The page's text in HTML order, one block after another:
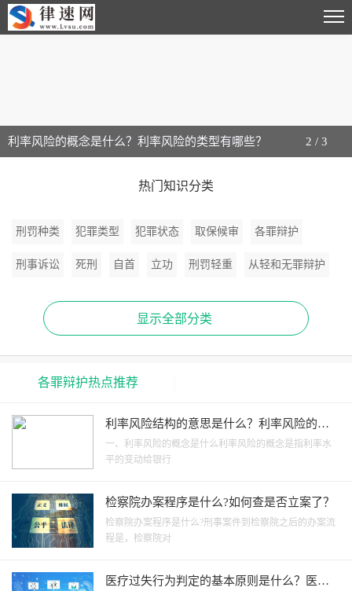
利率风险的概念是什么？利率风险的类型有哪些？ 2 /3
热门知识分类
刑罚种类 犯罪类型 犯罪状态 取保候审 各罪辩护
刑事诉讼 死刑 自首 立功 刑罚轻重 从轻和无罪辩护
显示全部分类
各罪辩护热点推荐
利率风险结构的意思是什么？利率风险的类
型有什么内容？
一、利率风险的概念是什么利率风险的概念是指利率水
平的变动给银行
检察院办案程序是什么?如何查是否立案了？
检察院办案程序是什么?刑事案件到检察院之后的办案流
程是，检察院对
医疗过失行为判定的基本原则是什么？医疗